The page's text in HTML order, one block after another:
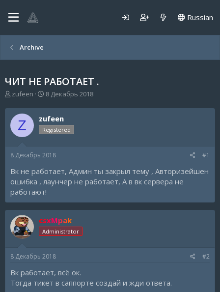
Russian
Archive
ЧИТ НЕ РАБОТАЕТ .
А
т
о
р
т
м
zufeen
Д
т
а
н
а
а
8 Декабрь 2018
Z zufeen
Registered
8 Декабрь 2018 #1
Вк не работает, Админ ты закрыл тему , Авторизейшен
ошибка , лаунчер не работает, А в вк сервера не
работают!
csxMpak
Administrator
8 Декабрь 2018 #2
Вк работает, всё ок.
Тогда тикет в саппорте создай и жди ответа.